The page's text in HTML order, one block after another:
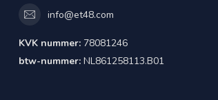
info@et48.com
KVK nummer: 78081246
btw-nummer: NL861258113.B01